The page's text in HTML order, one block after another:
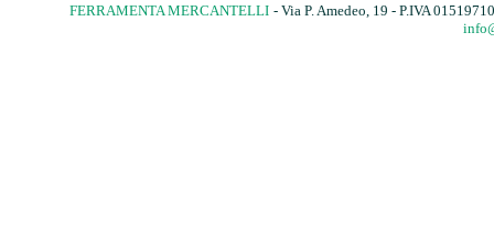
FERRAMENTA MERCANTELLI - Via P. Amedeo, 19 - P.IVA